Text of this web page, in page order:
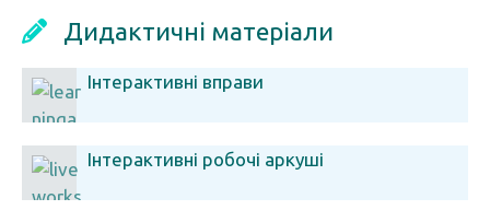
Дидактичні матеріали
Інтерактивні вправи
Інтерактивні робочі аркуші